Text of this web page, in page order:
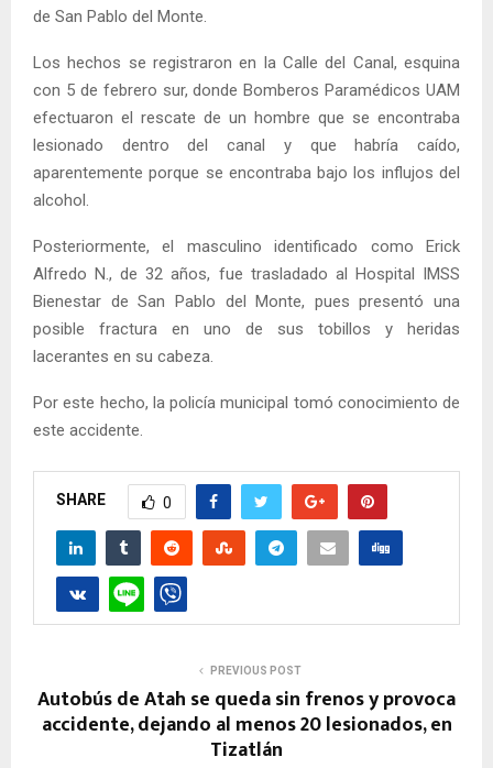
de San Pablo del Monte.
Los hechos se registraron en la Calle del Canal, esquina
con 5 de febrero sur, donde Bomberos Paramédicos UAM
efectuaron el rescate de un hombre que se encontraba
lesionado dentro del canal y que habría caído,
aparentemente porque se encontraba bajo los influjos del
alcohol.
Posteriormente, el masculino identificado como Erick
Alfredo N., de 32 años, fue trasladado al Hospital IMSS
Bienestar de San Pablo del Monte, pues presentó una
posible fractura en uno de sus tobillos y heridas
lacerantes en su cabeza.
Por este hecho, la policía municipal tomó conocimiento de
este accidente.
SHARE 0
PREVIOUS POST
Autobús de Atah se queda sin frenos y provoca
accidente, dejando al menos 20 lesionados, en
Tizatlán